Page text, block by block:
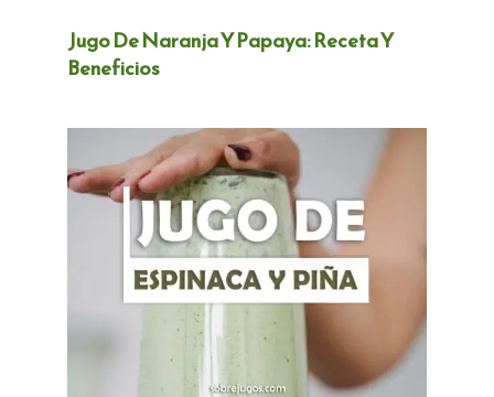
Jugo De Naranja Y Papaya: Receta Y
Beneficios